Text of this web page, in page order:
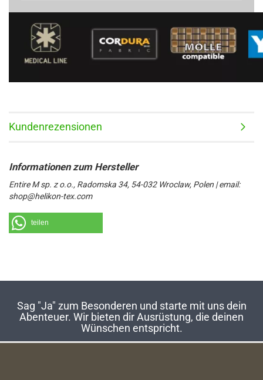
Kundenrezensionen
Entire M sp. z o.o., Radomska 34, 54-032 Wroclaw, Polen | email:
shop@helikon-tex.com
teilen
Sag "Ja" zum Besonderen und starte mit uns dein
Abenteuer. Wir bieten dir Ausrüstung, die deinen
Wünschen entspricht.